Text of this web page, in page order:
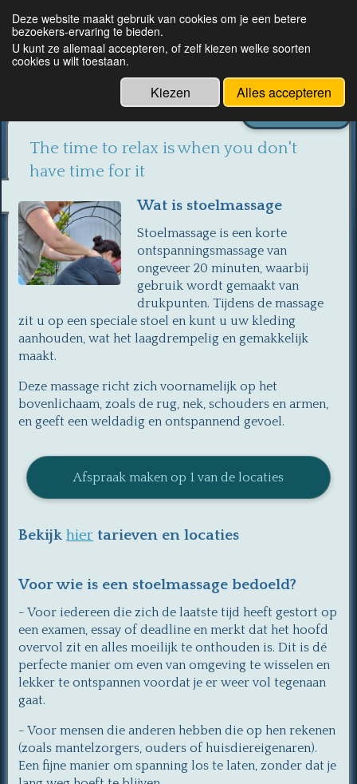
De relaxte luiaard
Ga naar...
The time to relax is when you don't
have time for it
Wat is stoelmassage
Stoelmassage is een korte
ontspanningsmassage van
ongeveer 20 minuten, waarbij
gebruik wordt gemaakt van
drukpunten. Tijdens de massage
zit u op een speciale stoel en kunt u uw kleding
aanhouden, wat het laagdrempelig en gemakkelijk
maakt.
Deze massage richt zich voornamelijk op het
bovenlichaam, zoals de rug, nek, schouders en armen,
en geeft een weldadig en ontspannend gevoel.
Afspraak maken op 1 van de locaties
Bekijkhier tarieven en locaties
Voor wie is een stoelmassage bedoeld?
- Voor iedereen die zich de laatste tijd heeft gestort op
een examen, essay of deadline en merkt dat het hoofd
overvol zit en alles moeilijk te onthouden is. Dit is dé
perfecte manier om even van omgeving te wisselen en
lekker te ontspannen voordat je er weer vol tegenaan
gaat.
- Voor mensen die anderen hebben die op hen rekenen
(zoals mantelzorgers, ouders of huisdiereigenaren).
Een fijne manier om spanning los te laten, zonder dat je
Deze website maakt gebruik van cookies om je een betere
bezoekers-ervaring te bieden.
U kunt ze allemaal accepteren, of zelf kiezen welke soorten
cookies u wilt toestaan.
Kiezen Alles accepteren